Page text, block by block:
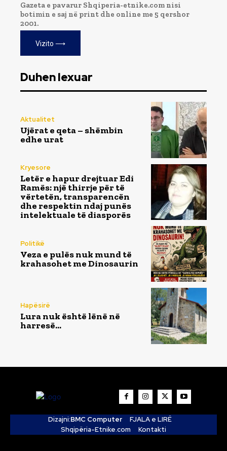
Gazeta e pavarur Shqiperia-etnike.com nisi
botimin e saj në print dhe online me 5 qershor
2001.
Vizito ⟶
Duhen lexuar
Aktualitet
Ujërat e qeta – shëmbin
edhe urat
Kryesore
Letër e hapur drejtuar Edi
Ramës: një thirrje për të
vërtetën, transparencën
dhe respektin ndaj punës
intelektuale të diasporës
Politikë
Veza e pulës nuk mund të
krahasohet me Dinosaurin
Hapësirë
Lura nuk është lënë në
harresë…
Dizajni:BMC Computer
FJALA e LIRË
Shqipëria-Etnike.com
Kontakti